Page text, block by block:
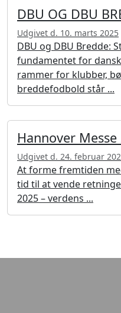
DBU OG DBU
Udgivet d. 10. marts 2025
DBU og DBU Bredde:
fundamentet for
rammer for klubber,
breddefodbold står ...
Hannover Messe
Udgivet d. 24. februar
At forme fremtiden
tid til at vende
2025 – verdens ...